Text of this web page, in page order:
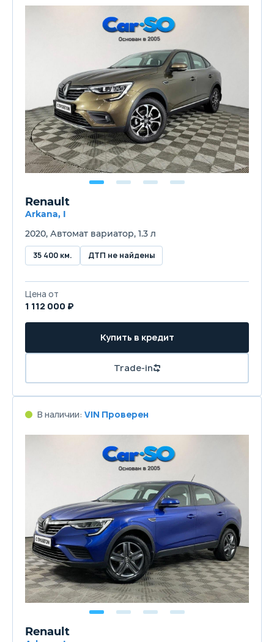
Renault
Arkana, I
2020, Автомат вариатор, 1.3 л
35 400 км. ДТП не найдены
Цена от
1 112 000 ₽
Купить в кредит
Trade-in
В наличии: VIN Проверен
Renault